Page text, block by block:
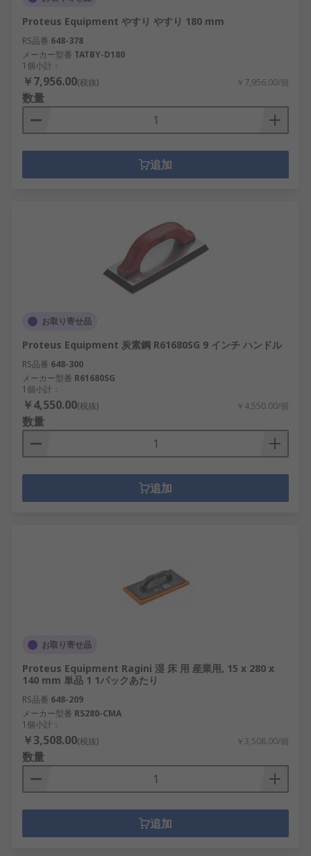
Proteus Equipment やすり やすり 180 mm
RS品番 648-378
メーカー型番 TATBY-D180
1個小計：
￥7,956.00(税抜) ￥7,956.00/個
数量
追加
お取り寄せ品
Proteus Equipment 炭素鋼 R61680SG 9 インチ ハンドル
RS品番 648-300
メーカー型番 R61680SG
1個小計：
￥4,550.00(税抜) ￥4,550.00/個
数量
追加
お取り寄せ品
Proteus Equipment Ragini 湿 床 用 産業用, 15 x 280 x
140 mm 単品 1 1パックあたり
RS品番 648-209
メーカー型番 RS280-CMA
1個小計：
￥3,508.00(税抜) ￥3,508.00/個
数量
追加